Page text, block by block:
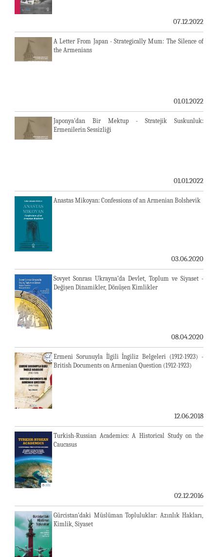
07.12.2022
A Letter From Japan - Strategically Mum: The Silence of
the Armenians
01.01.2022
Japonya'dan Bir Mektup - Stratejik Suskunluk:
Ermenilerin Sessizliği
01.01.2022
Anastas Mikoyan: Confessions of an Armenian Bolshevik
03.06.2020
Sovyet Sonrası Ukrayna’da Devlet, Toplum ve Siyaset -
Değişen Dinamikler, Dönüşen Kimlikler
08.04.2020
Ermeni Sorunuyla İlgili İngiliz Belgeleri (1912-1923) -
British Documents on Armenian Question (1912-1923)
12.06.2018
Turkish-Russian Academics: A Historical Study on the
Caucasus
02.12.2016
Gürcistan'daki Müslüman Topluluklar: Azınlık Hakları,
Kimlik, Siyaset